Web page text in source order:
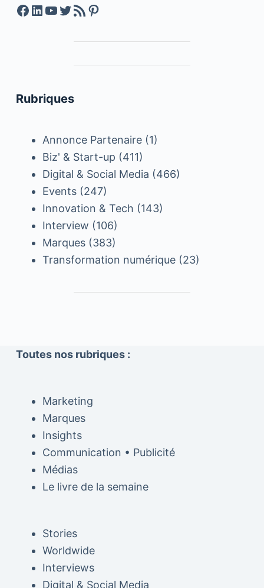
Facebook
LinkedIn
YouTube
Twitter
Feed RSSPinterest
Rubriques
Annonce Partenaire(1)
Biz' & Start-up (411)
Digital & Social Media (466)
Events(247)
Innovation & Tech (143)
Interview (106)
Marques(383)
Transformation numérique(23)
Toutes nos rubriques :
Marketing
Marques
Insights
Communication • Publicité
Médias
Le livre de la semaine
Stories
Worldwide
Interviews
Digital & Social Media